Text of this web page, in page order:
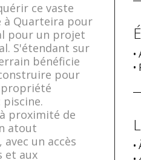
ce vaste
Quarteira pour
pour un projet
S'étendant sur
bénéficie
pour
proximité de
atout
un accès
et aux